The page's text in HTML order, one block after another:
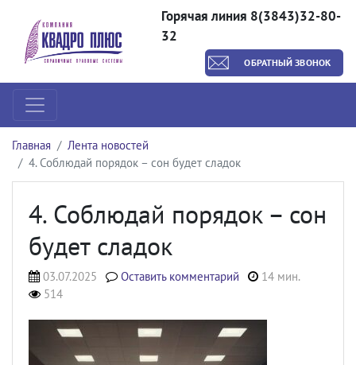
Горячая линия 8(3843)32-80-
32
ОБРАТНЫЙ ЗВОНОК
Главная
Лента новостей
4. Соблюдай порядок – сон будет сладок
4. Соблюдай порядок – сон
будет сладок
03.07.2025 Оставить комментарий
14 мин.
514